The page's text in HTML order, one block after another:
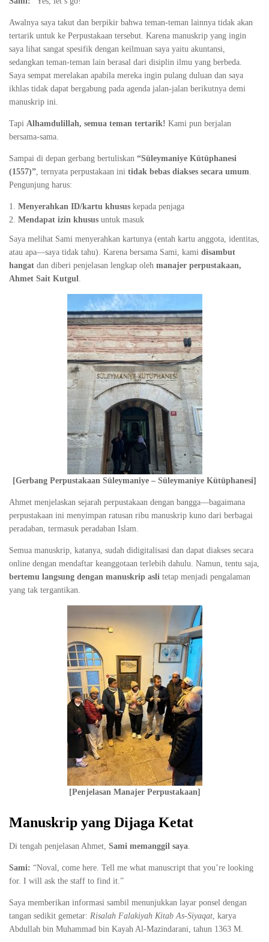
Awalnya saya takut dan berpikir bahwa teman-teman lainnya tidak akan
tertarik untuk ke Perpustakaan tersebut. Karena manuskrip yang ingin
saya lihat sangat spesifik dengan keilmuan saya yaitu akuntansi,
sedangkan teman-teman lain berasal dari disiplin ilmu yang berbeda.
Saya sempat merelakan apabila mereka ingin pulang duluan dan saya
ikhlas tidak dapat bergabung pada agenda jalan-jalan berikutnya demi
manuskrip ini.
Tapi Alhamdulillah, semua teman tertarik! Kami pun berjalan
bersama-sama.
Sampai di depan gerbang bertuliskan “Süleymaniye Kütüphanesi
(1557)”, ternyata perpustakaan ini tidak bebas diakses secara umum.
Pengunjung harus:
Menyerahkan ID/kartu khusus kepada penjaga
Mendapat izin khusus untuk masuk
Saya melihat Sami menyerahkan kartunya (entah kartu anggota, identitas,
atau apa—saya tidak tahu). Karena bersama Sami, kami disambut
hangat dan diberi penjelasan lengkap oleh manajer perpustakaan,
Ahmet Sait Kutgul.
[Gerbang Perpustakaan Süleymaniye – Süleymaniye Kütüphanesi]
Ahmet menjelaskan sejarah perpustakaan dengan bangga—bagaimana
perpustakaan ini menyimpan ratusan ribu manuskrip kuno dari berbagai
peradaban, termasuk peradaban Islam.
Semua manuskrip, katanya, sudah didigitalisasi dan dapat diakses secara
online dengan mendaftar keanggotaan terlebih dahulu. Namun, tentu saja,
bertemu langsung dengan manuskrip asli tetap menjadi pengalaman
yang tak tergantikan.
[Penjelasan Manajer Perpustakaan]
Manuskrip yang Dijaga Ketat
Di tengah penjelasan Ahmet, Sami memanggil saya.
Sami: “Noval, come here. Tell me what manuscript that you’re looking
for. I will ask the staff to find it.”
Saya memberikan informasi sambil menunjukkan layar ponsel dengan
tangan sedikit gemetar: Risalah Falakiyah Kitab As-Siyaqat, karya
Abdullah bin Muhammad bin Kayah Al-Mazindarani, tahun 1363 M.